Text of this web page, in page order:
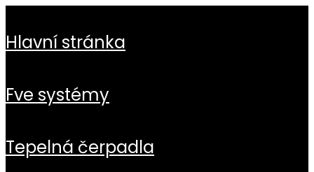
hlavní stránka
fve systémy
tepelná čerpadla